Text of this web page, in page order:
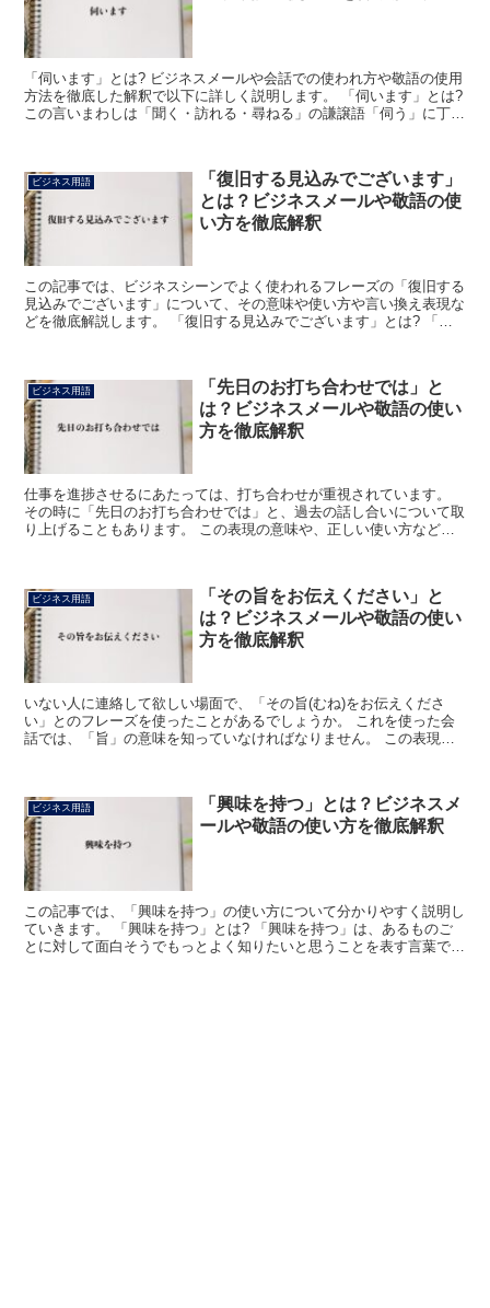
「伺います」とは? ビジネスメールや会話での使われ方や敬語の使用
方法を徹底した解釈で以下に詳しく説明します。 「伺います」とは?
この言いまわしは「聞く・訪れる・尋ねる」の謙譲語「伺う」に丁寧
ビジネス用語
「復旧する見込みでございます」
とは？ビジネスメールや敬語の使
い方を徹底解釈
この記事では、ビジネスシーンでよく使われるフレーズの「復旧する
見込みでございます」について、その意味や使い方や言い換え表現な
どを徹底解説します。 「復旧する見込みでございます」とは? 「復
ビジネス用語
「先日のお打ち合わせでは」と
は？ビジネスメールや敬語の使い
方を徹底解釈
仕事を進捗させるにあたっては、打ち合わせが重視されています。
その時に「先日のお打ち合わせでは」と、過去の話し合いについて取
り上げることもあります。 この表現の意味や、正しい使い方などに
ビジネス用語
「その旨をお伝えください」と
は？ビジネスメールや敬語の使い
方を徹底解釈
いない人に連絡して欲しい場面で、「その旨(むね)をお伝えくださ
い」とのフレーズを使ったことがあるでしょうか。 これを使った会
話では、「旨」の意味を知っていなければなりません。 この表現の
ビジネス用語
「興味を持つ」とは？ビジネスメ
ールや敬語の使い方を徹底解釈
この記事では、「興味を持つ」の使い方について分かりやすく説明し
ていきます。 「興味を持つ」とは? 「興味を持つ」は、あるものご
とに対して面白そうでもっとよく知りたいと思うことを表す言葉で